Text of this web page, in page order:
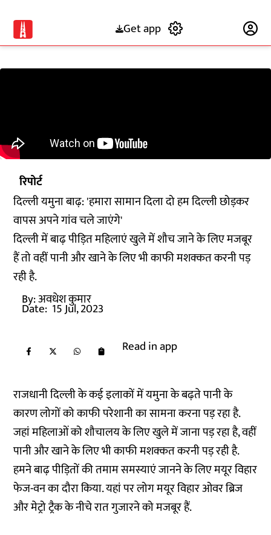
Get app
रिपोर्ट
दिल्ली यमुना बाढ़: 'हमारा सामान दिला दो हम दिल्ली छोड़कर
वापस अपने गांव चले जाएंगे'
दिल्ली में बाढ़ पीड़ित महिलाएं खुले में शौच जाने के लिए मजबूर
हैं तो वहीं पानी और खाने के लिए भी काफी मशक्कत करनी पड़
रही है.
By:अवधेश कुमार
Date: 15 Jul, 2023
Read in app
राजधानी दिल्ली के कई इलाकों में यमुना के बढ़ते पानी के
कारण लोगों को काफी परेशानी का सामना करना पड़ रहा है.
जहां महिलाओं को शौचालय के लिए खुले में जाना पड़ रहा है, वहीं
पानी और खाने के लिए भी काफी मशक्कत करनी पड़ रही है.
हमने बाढ़ पीड़ितों की तमाम समस्याएं जानने के लिए मयूर विहार
फेज-वन का दौरा किया. यहां पर लोग मयूर विहार ओवर ब्रिज
और मेट्रो ट्रैक के नीचे रात गुजारने को मजबूर हैं.